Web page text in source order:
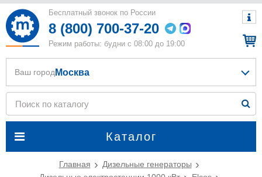
Бесплатный звонок по России
8 (800) 700-37-20
Режим работы: будни с 08:00 до 19:00
Каталог
Ваш город Москва
Главная
Дизельные генераторы